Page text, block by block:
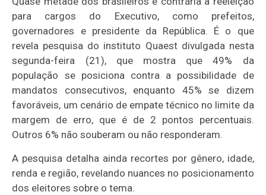
para cargos do Executivo, como prefeitos,
governadores e presidente da República. É o que
revela pesquisa do instituto Quaest divulgada nesta
segunda-feira (21), que mostra que 49% da
população se posiciona contra a possibilidade de
mandatos consecutivos, enquanto 45% se dizem
favoráveis, um cenário de empate técnico no limite da
margem de erro, que é de 2 pontos percentuais.
Outros 6% não souberam ou não responderam.
A pesquisa detalha ainda recortes por gênero, idade,
renda e região, revelando nuances no posicionamento
dos eleitores sobre o tema.